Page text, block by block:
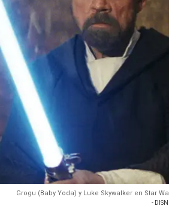
Grogu (Baby Yoda) y Luke Skywalker en Star
-